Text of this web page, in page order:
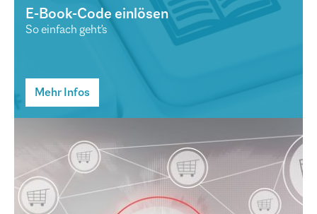
E-Book-Code einlösen
So einfach geht's
Mehr Infos